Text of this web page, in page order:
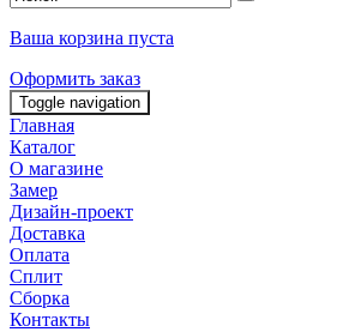
Ваша корзина пуста
Оформить заказ
Toggle navigation
Главная
Каталог
О магазине
Замер
Дизайн-проект
Доставка
Оплата
Сплит
Сборка
Контакты